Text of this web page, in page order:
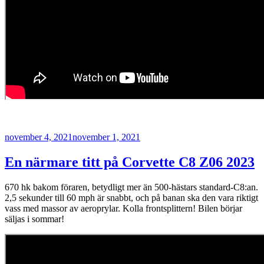
Publicerat
november 4, 2021november 1, 2021
En närmare titt på Corvette C8 Z06 2023
670 hk bakom föraren, betydligt mer än 500-hästars standard-C8:an.
2,5 sekunder till 60 mph är snabbt, och på banan ska den vara riktigt
vass med massor av aeroprylar. Kolla frontsplittern! Bilen börjar
säljas i sommar!